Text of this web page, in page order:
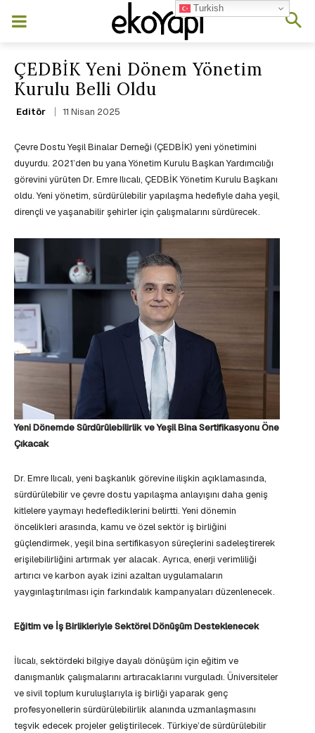
ÇEDBİK Yeni Dönem Yönetim
Kurulu Belli Oldu
Editör 11 Nisan 2025
Çevre Dostu Yeşil Binalar Derneği (ÇEDBİK) yeni yönetimini
duyurdu. 2021’den bu yana Yönetim Kurulu Başkan Yardımcılığı
görevini yürüten Dr. Emre Ilıcalı, ÇEDBİK Yönetim Kurulu Başkanı
oldu. Yeni yönetim, sürdürülebilir yapılaşma hedefiyle daha yeşil,
dirençli ve yaşanabilir şehirler için çalışmalarını sürdürecek.
Yeni Dönemde Sürdürülebilirlik ve Yeşil Bina Sertifikasyonu Öne
Çıkacak
Dr. Emre Ilıcalı, yeni başkanlık görevine ilişkin açıklamasında,
sürdürülebilir ve çevre dostu yapılaşma anlayışını daha geniş
kitlelere yaymayı hedeflediklerini belirtti. Yeni dönemin
öncelikleri arasında, kamu ve özel sektör iş birliğini
güçlendirmek, yeşil bina sertifikasyon süreçlerini sadeleştirerek
erişilebilirliğini artırmak yer alacak. Ayrıca, enerji verimliliği
artırıcı ve karbon ayak izini azaltan uygulamaların
yaygınlaştırılması için farkındalık kampanyaları düzenlenecek.
Eğitim ve İş Birlikleriyle Sektörel Dönüşüm Desteklenecek
İlıcalı, sektördeki bilgiye dayalı dönüşüm için eğitim ve
danışmanlık çalışmalarını artıracaklarını vurguladı. Üniversiteler
ve sivil toplum kuruluşlarıyla iş birliği yaparak genç
profesyonellerin sürdürülebilirlik alanında uzmanlaşmasını
teşvik edecek projeler geliştirilecek. Türkiye’de sürdürülebilir
Turkish